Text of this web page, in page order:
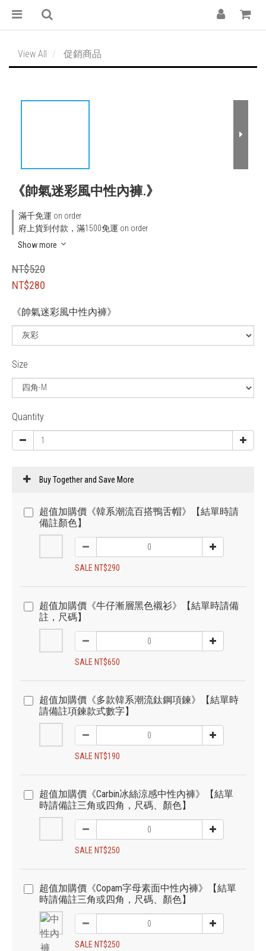
View All 促銷商品
《帥氣迷彩風中性內褲.》
滿千免運 on order
府上貨到付款，滿1500免運 on order
Show more
NT$520
NT$280
《帥氣迷彩風中性內褲》
Size
Quantity
Buy Together and Save More
超值加購價《韓系潮流百搭鴨舌帽》【結單時請
備註顏色】
SALE NT$290
超值加購價《牛仔漸層黑色襯衫》【結單時請備
註，尺碼】
SALE NT$650
超值加購價《多款韓系潮流鈦鋼項鍊》【結單時
請備註項鍊款式數字】
SALE NT$190
超值加購價《Carbin冰絲涼感中性內褲》【結單
時請備註三角或四角，尺碼、顏色】
SALE NT$250
超值加購價《Copam字母素面中性內褲》【結單
時請備註三角或四角，尺碼、顏色】
SALE NT$250